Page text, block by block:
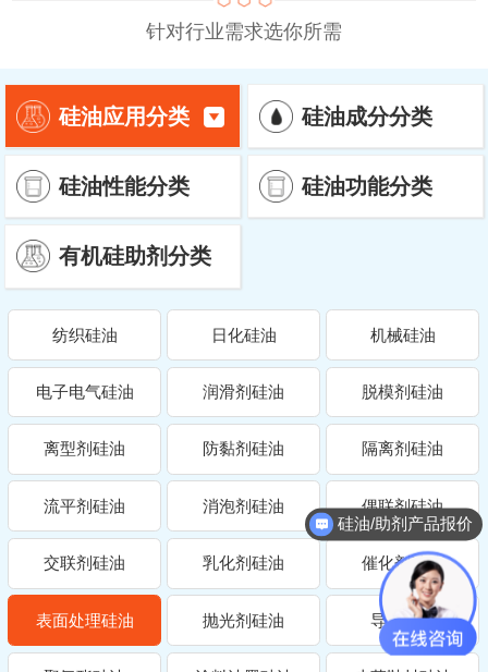
针对行业需求选你所需
纺织硅油 日化硅油 机械硅油
电子电气硅油 润滑剂硅油 脱模剂硅油
离型剂硅油 防黏剂硅油 隔离剂硅油
流平剂硅油 消泡剂硅油 偶联剂硅油
交联剂硅油 乳化剂硅油 催化剂硅油
表面处理硅油 抛光剂硅油 导热硅油
硅油成分分类
硅油性能分类 硅油功能分类
有机硅助剂分类
硅油/助剂产品报价